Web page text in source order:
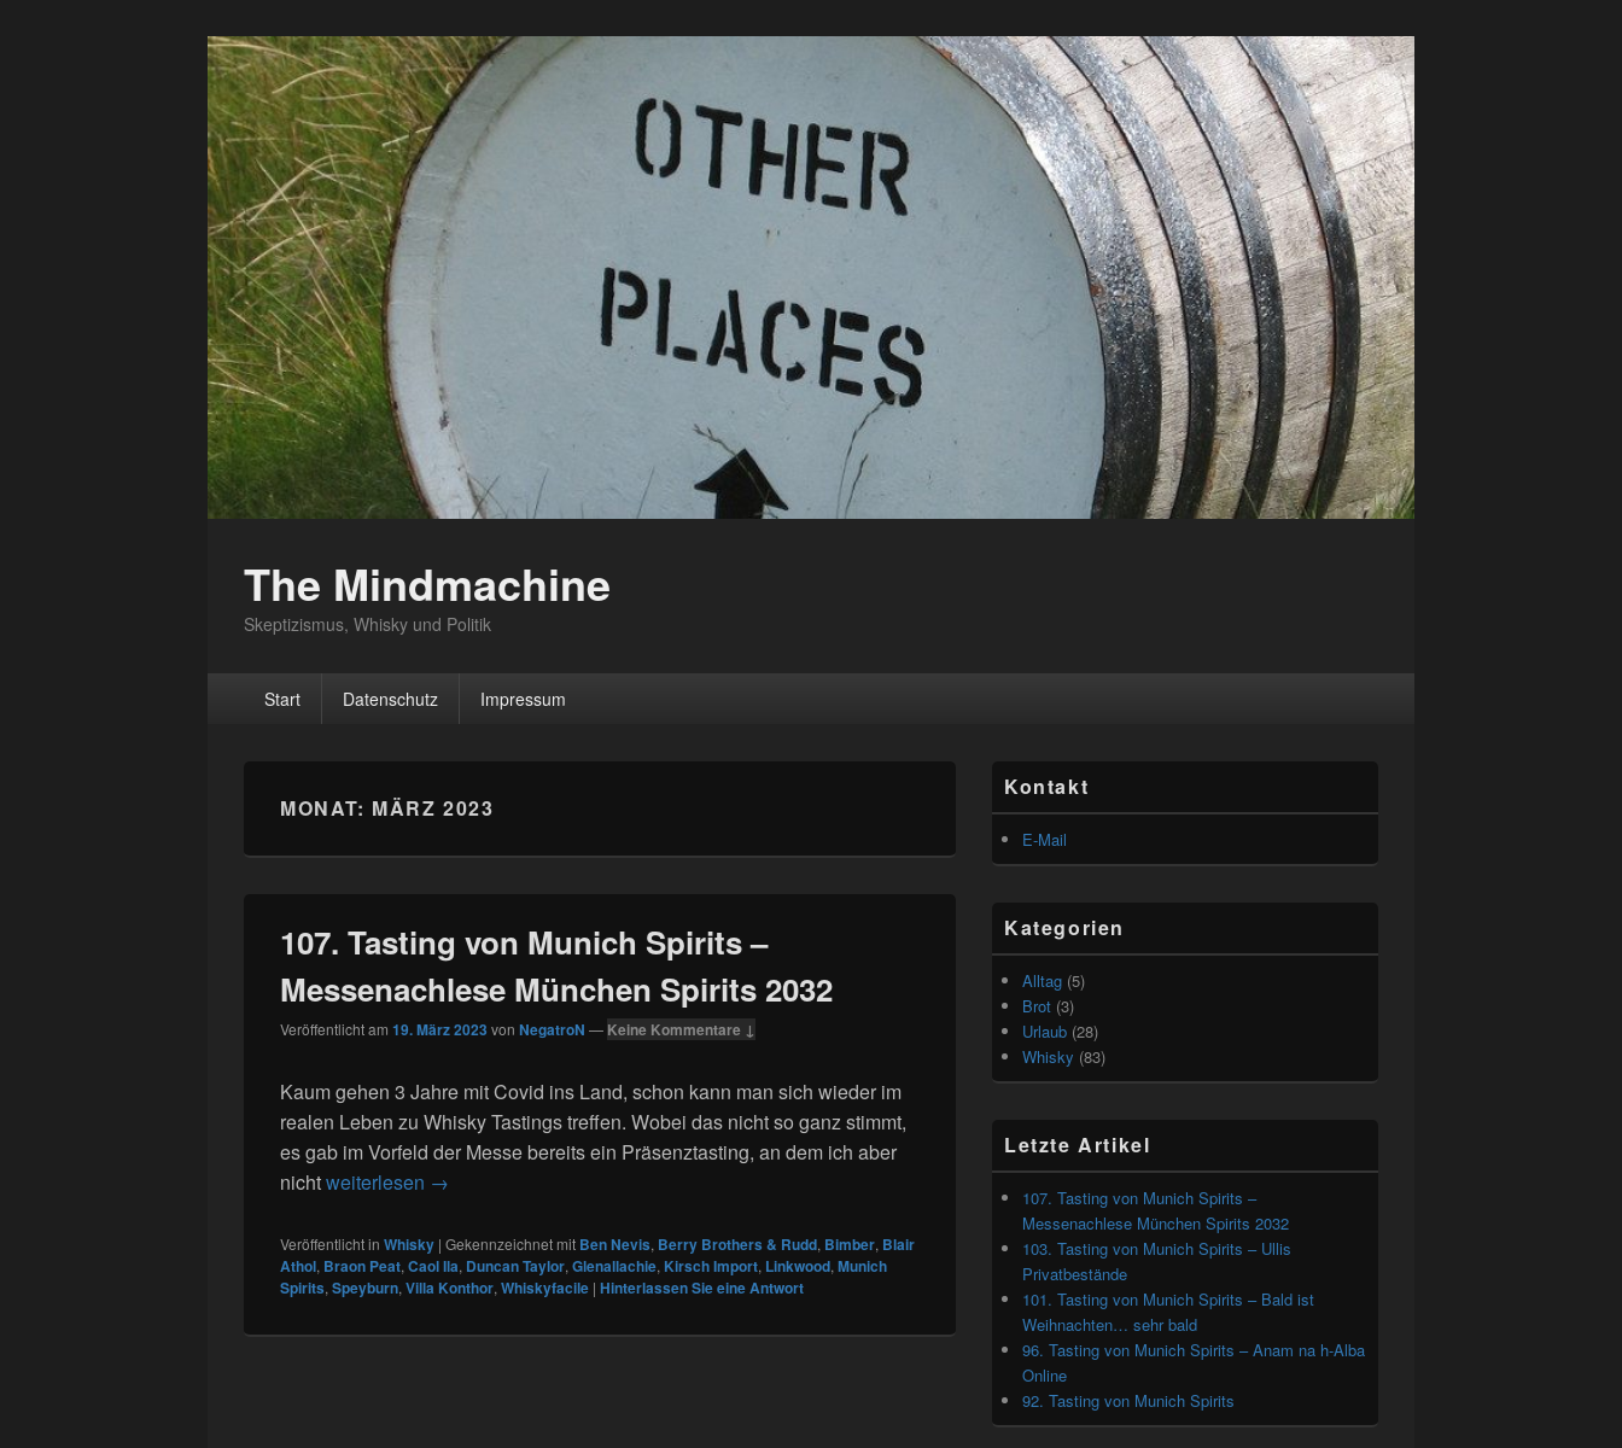
The Mindmachine
Skeptizismus, Whisky und Politik
Start Datenschutz Impressum
MONAT: MÄRZ 2023
107. Tasting von Munich Spirits –
Messenachlese München Spirits 2032
Veröffentlicht am 19. März 2023 von NegatroN — Keine Kommentare ↓
Kaum gehen 3 Jahre mit Covid ins Land, schon kann man sich wieder im
realen Leben zu Whisky Tastings treffen. Wobei das nicht so ganz stimmt,
es gab im Vorfeld der Messe bereits ein Präsenztasting, an dem ich aber
nichtweiterlesen 107. Tasting von Munich Spirits – Messenachlese München Spirits 2032
→
Veröffentlicht in Whisky | Gekennzeichnet mit Ben Nevis, Berry Brothers & Rudd, Bimber, Blair
Athol, Braon Peat, Caol Ila, Duncan Taylor, Glenallachie, Kirsch Import, Linkwood, Munich
Spirits, Speyburn, Villa Konthor, Whiskyfacile | Hinterlassen Sie eine Antwort
Seitenleisten
Widget-
Bereich
Kontakt
E-Mail
Kategorien
Alltag (5)
Brot (3)
Urlaub (28)
Whisky (83)
Letzte Artikel
107. Tasting von Munich Spirits –
Messenachlese München Spirits 2032
103. Tasting von Munich Spirits – Ullis
Privatbestände
101. Tasting von Munich Spirits – Bald ist
Weihnachten… sehr bald
96. Tasting von Munich Spirits – Anam na h-Alba
Online
92. Tasting von Munich Spirits